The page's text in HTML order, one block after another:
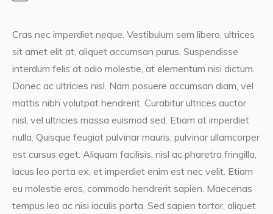
Cras nec imperdiet neque. Vestibulum sem libero, ultrices
sit amet elit at, aliquet accumsan purus. Suspendisse
interdum felis at odio molestie, at elementum nisi dictum.
Donec ac ultricies nisl. Nam posuere accumsan diam, vel
mattis nibh volutpat hendrerit. Curabitur ultrices auctor
nisl, vel ultricies massa euismod sed. Etiam at imperdiet
nulla. Quisque feugiat pulvinar mauris, pulvinar ullamcorper
est cursus eget. Aliquam facilisis, nisl ac pharetra fringilla,
lacus leo porta ex, et imperdiet enim est nec velit. Etiam
eu molestie eros, commodo hendrerit sapien. Maecenas
tempus leo ac nisi iaculis porta. Sed sapien tortor, aliquet